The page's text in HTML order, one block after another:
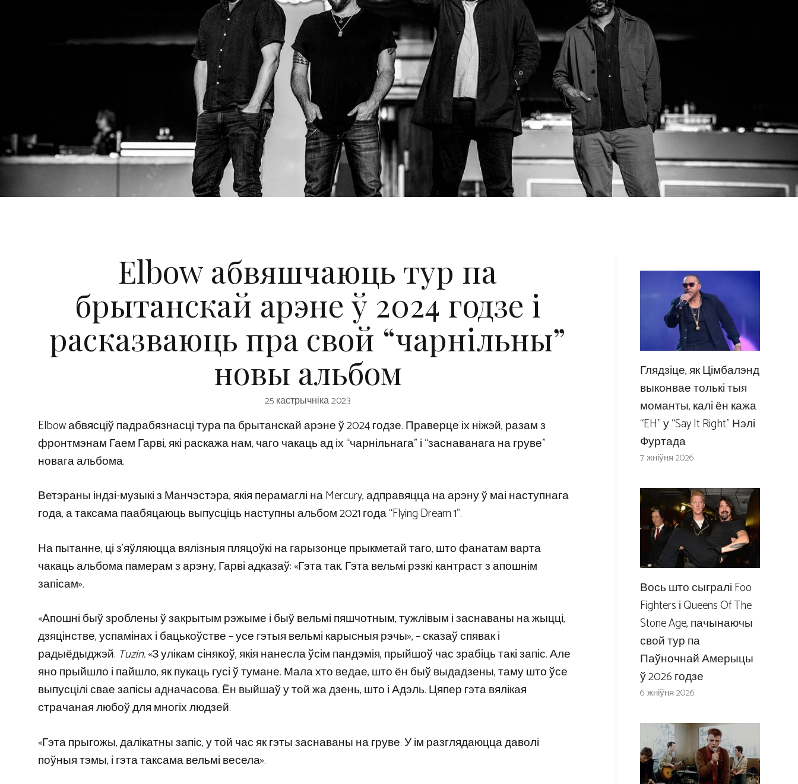
Elbow абвяшчаюць тур па
брытанскай арэне ў 2024 годзе і
расказваюць пра свой “чарнільны”
новы альбом
25 кастрычніка 2023
Elbow абвясціў падрабязнасці тура па брытанскай арэне ў 2024 годзе. Праверце іх ніжэй, разам з
фронтмэнам Гаем Гарві, які раскажа нам, чаго чакаць ад іх “чарнільнага” і “заснаванага на груве”
новага альбома.
Ветэраны індзі-музыкі з Манчэстэра, якія перамаглі на Mercury, адправяцца на арэну ў маі наступнага
года, а таксама паабяцаюць выпусціць наступны альбом 2021 года “Flying Dream 1”.
На пытанне, ці з’яўляюцца вялізныя пляцоўкі на гарызонце прыкметай таго, што фанатам варта
чакаць альбома памерам з арэну, Гарві адказаў: «Гэта так. Гэта вельмі рэзкі кантраст з апошнім
запісам».
«Апошні быў зроблены ў закрытым рэжыме і быў вельмі пяшчотным, тужлівым і заснаваны на жыцці,
дзяцінстве, успамінах і бацькоўстве – усе гэтыя вельмі карысныя рэчы», – сказаў спявак і
радыёдыджэй. Tuzin.«З улікам сінякоў, якія нанесла ўсім пандэмія, прыйшоў час зрабіць такі запіс. Але
яно прыйшло і пайшло, як пукаць гусі ў тумане. Мала хто ведае, што ён быў выдадзены, таму што ўсе
выпусцілі свае запісы адначасова. Ён выйшаў у той жа дзень, што і Адэль. Цяпер гэта вялікая
страчаная любоў для многіх людзей.
«Гэта прыгожы, далікатны запіс, у той час як гэты заснаваны на груве. У ім разглядаюцца даволі
поўныя тэмы, і гэта таксама вельмі весела».
Глядзіце, як Цімбалэнд
выконвае толькі тыя
моманты, калі ён кажа
“EH” у “Say It Right” Нэлі
Фуртада
7 жніўня 2026
Вось што сыгралі Foo
Fighters і Queens Of The
Stone Age, пачынаючы
свой тур па
Паўночнай Амерыцы
ў 2026 годзе
6 жніўня 2026